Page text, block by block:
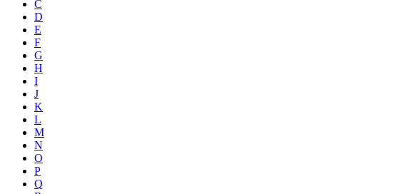
C
D
E
F
G
H
I
J
K
L
M
N
O
P
Q